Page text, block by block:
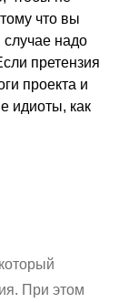
что вы
случае надо
претензия
проекта и
идиоты, как
При этом